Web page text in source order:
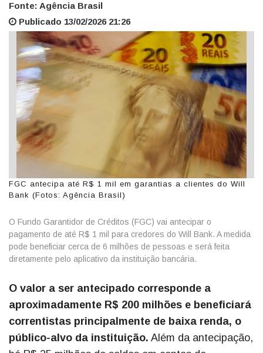
Fonte: Agência Brasil
Publicado 13/02/2026 21:26
FGC antecipa até R$ 1 mil em garantias a clientes do Will
Bank (Fotos: Agência Brasil)
O Fundo Garantidor de Créditos (FGC) vai antecipar o
pagamento de até R$ 1 mil para credores do Will Bank. A medida
pode beneficiar cerca de 6 milhões de pessoas e será feita
diretamente pelo aplicativo da instituição bancária.
O valor a ser antecipado corresponde a
aproximadamente R$ 200 milhões e beneficiará
correntistas principalmente de baixa renda, o
público-alvo da instituição. Além da antecipação,